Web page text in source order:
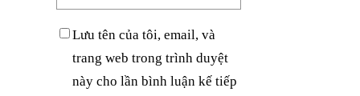
Lưu tên của tôi, email, và
trang web trong trình duyệt
này cho lần bình luận kế tiếp